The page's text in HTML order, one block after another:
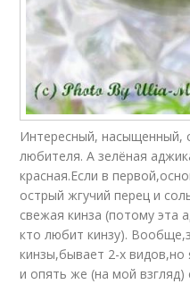
Интересный, насыщенный,
любителя. А зелёная
красная.Если в
острый жгучий перец и
свежая кинза (потому эта
кто любит кинзу).
кинзы,бывает 2-х
и опять же (на мой